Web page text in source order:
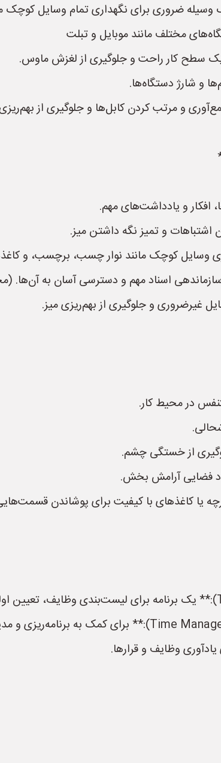
افکار و یادداشت‌های مهم.
و تمیز نگه داشتن میز.
وسایل کوچک مانند نوار چسب، برچسب، و
غیرضروری و جلوگیری از بهم‌ریزی میز.
در محیط کار.
از خستگی چشم.
فضایی آرامش بخش.
کاغذهای با کیفیت برای پوشاندن قسمت‌هایی